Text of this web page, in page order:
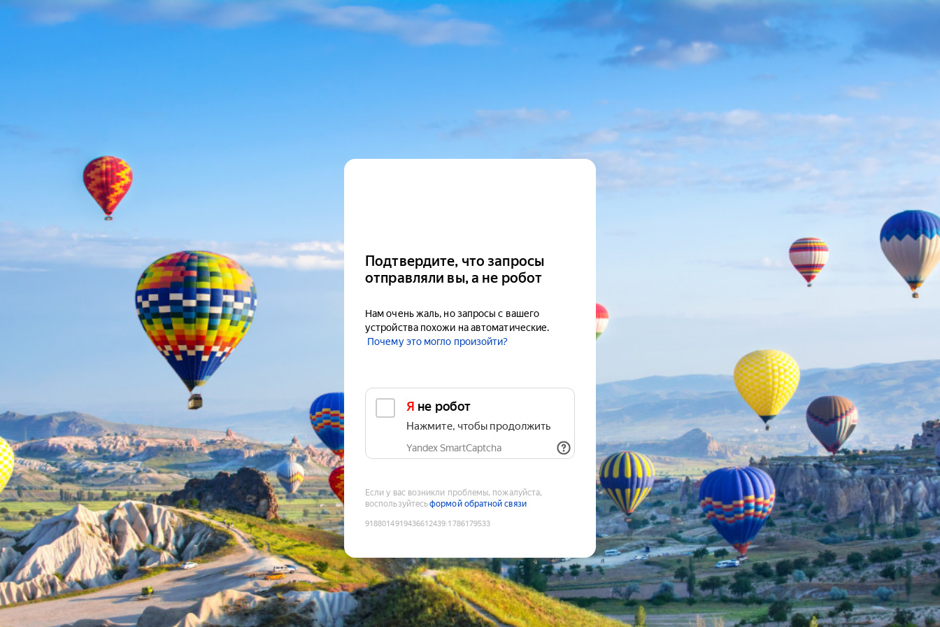
Подтвердите, что запросы
отправляли вы, а не робот
Нам очень жаль, но запросы с вашего
устройства похожи на автоматические.
Почему это могло произойти?
Я не робот
Нажмите, чтобы продолжить
Yandex SmartCaptcha
Если у вас возникли проблемы, пожалуйста,
воспользуйтесьформой обратной связи
9188014919436612439:1786179533